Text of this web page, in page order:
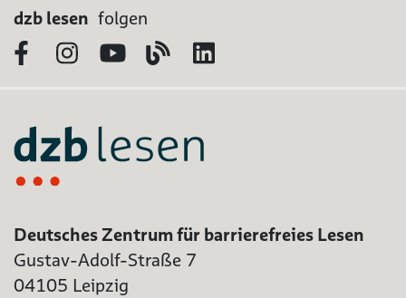
dzb lesen folgen
FacebookInstagram
YouTubeBlog
Deutsches Zentrum für barrierefreies Lesen
Gustav-Adolf-Straße 7
04105 Leipzig